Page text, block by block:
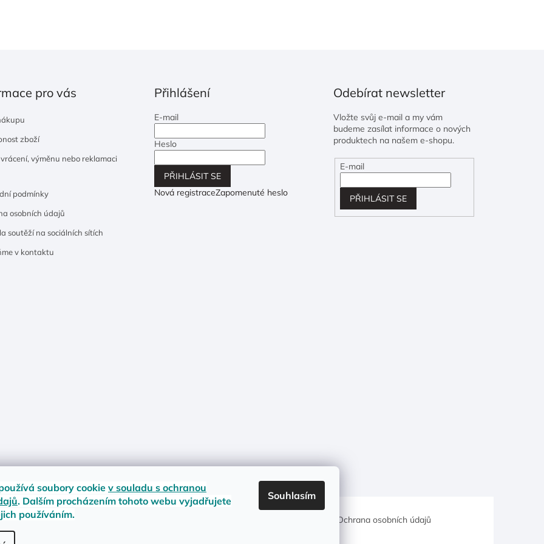
soubory cookiev souladu s ochranou
. Dalším procházením tohoto webu vyjadřujete
používáním.
Souhlasím
pro vás
zboží
vrácení, výměnu nebo reklamaci
podmínky
osobních údajů
soutěží na sociálních sítích
v kontaktu
Přihlášení
E-mail
Heslo
PŘIHLÁSIT SE
Nová registraceZapomenuté heslo
Odebírat newsletter
Vložte svůj e-mail a my vám
budeme zasílat informace o nových
produktech na našem e-shopu.
E-mail
PŘIHLÁSIT SE
zboží Materiály a velikosti Ochrana osobních údajů